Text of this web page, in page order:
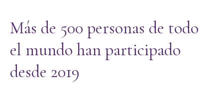
Más de 500 personas de todo
el mundo han participado
desde 2019